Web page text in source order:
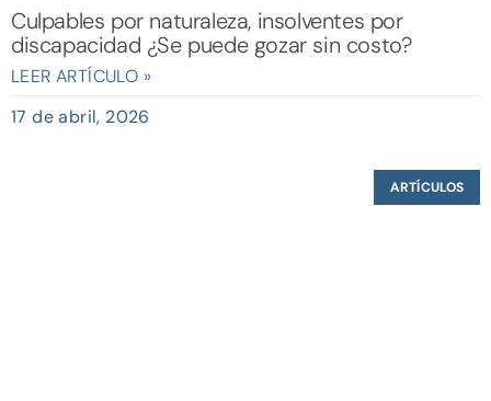
Culpables por naturaleza, insolventes por
discapacidad ¿Se puede gozar sin costo?
LEER ARTÍCULO »
17 de abril, 2026
ARTÍCULOS